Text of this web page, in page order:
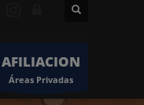
AFILIACION
Áreas Privadas